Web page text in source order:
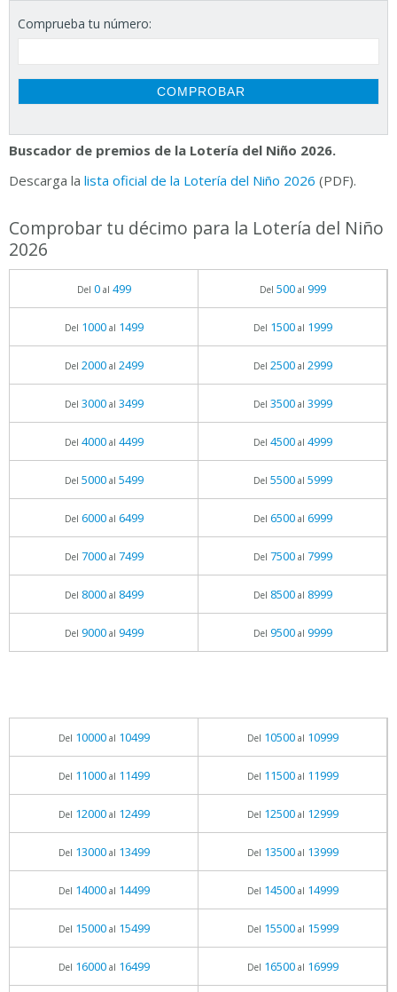
Comprueba tu número:
Buscador de premios de la Lotería del Niño 2026.
Descarga la lista oficial de la Lotería del Niño 2026 (PDF).
Comprobar tu décimo para la Lotería del Niño
2026
Del 0al 499 Del 500al 999
Del 1000al 1499 Del 1500al 1999
Del 2000al 2499 Del 2500al 2999
Del 3000al 3499 Del 3500al 3999
Del 4000al 4499 Del 4500al 4999
Del 5000al 5499 Del 5500al 5999
Del 6000al 6499 Del 6500al 6999
Del 7000al 7499 Del 7500al 7999
Del 8000al 8499 Del 8500al 8999
Del 9000al 9499 Del 9500al 9999
Del 10000al 10499 Del 10500al 10999
Del 11000al 11499 Del 11500al 11999
Del 12000al 12499 Del 12500al 12999
Del 13000al 13499 Del 13500al 13999
Del 14000al 14499 Del 14500al 14999
Del 15000al 15499 Del 15500al 15999
Del 16000al 16499 Del 16500al 16999